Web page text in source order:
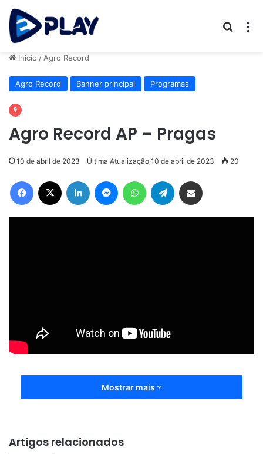
Início / Agro Record
Agro Record Banner principal Programas
Agro Record AP – Pragas
10 de abril de 2023 Última Atualização 10 de abril de 2023 20
Mostrar mais
Artigos relacionados